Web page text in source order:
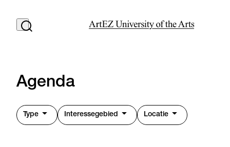
Agenda
Type Interessegebied Locatie